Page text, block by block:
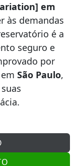
em
às demandas
é a
seguro e
por
São Paulo,